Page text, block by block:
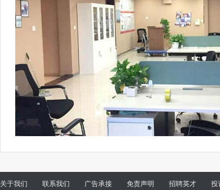
关于我们 联系我们 广告承接 免责声明 招聘英才 投